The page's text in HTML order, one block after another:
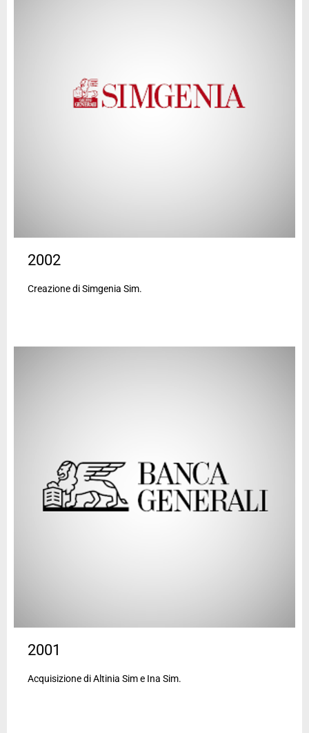
2002
Creazione di Simgenia Sim.
2001
Acquisizione di Altinia Sim e Ina Sim.